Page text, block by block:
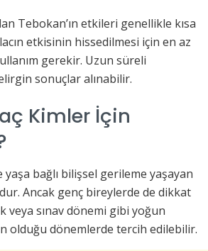
Tebokan’ın etkileri genellikle kısa
etkisinin hissedilmesi için en az
gerekir. Uzun süreli
sonuçlar alınabilir.
Kimler İçin
bağlı bilişsel gerileme yaşayan
Ancak genç bireylerde de dikkat
veya sınav dönemi gibi yoğun
olduğu dönemlerde tercih edilebilir.